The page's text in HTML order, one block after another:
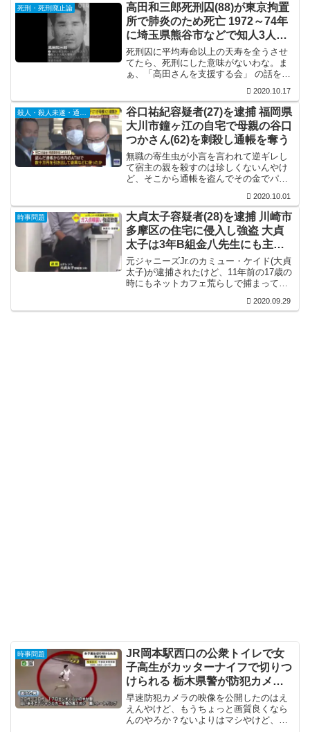
死刑・死刑廃止論
高田和三郎死刑囚(88)が東京拘置
所で肺炎のため死亡 1972～74年
に埼玉県熊谷市などで知人3人を
殺害
死刑囚に平均寿命以上の天寿を全うさせ
てたら、死刑にした意味がないわな。ま
ぁ、「高田さんを支援する会」 の話を聞
昭和の事件やからなぁ。自白偏重で冤罪
も多かった時代やから、死ぬのを待って
たんかもしれんな。
2020.10.17
谷口祐紀容疑者(27)を逮捕 福岡県
大川市鐘ヶ江の自宅で母親の谷口
つかさん(62)を刺殺し通帳を奪う
無職の寄生虫が小言を言われて逆ギレし
て宿主の親を殺すのは珍しくないんやけ
ど、そこから通帳を盗んでその金でパチ
て聞いたな。まぁ、育て方が悪かったっ
て言えばそれまでなんやけど、どう育て
たららこんなクズ中のクズになるんか興
味がある。
2020.10.01
時事問題
大貞太子容疑者(28)を逮捕 川崎市
多摩区の住宅に侵入し強盗 大貞
太子は3年B組金八先生にも主演
していたカミュー・ケイド
元ジャニーズJr.のカミュー・ケイド(大貞
太子)が逮捕されたけど、11年前の17歳の
時にもネットカフェ荒らしで捕まってる
盗するような奴が更生するわけもないけ
2020.09.29
時事問題
JR岡本駅西口の公衆トイレで女
子高生がカッターナイフで切りつ
けられる 栃木県警が防犯カメラ
映像公開
早速防犯カメラの映像を公開したのはえ
えんやけど、もうちょっと画質良くなら
んのやろか？ないよりはマシやけど、個